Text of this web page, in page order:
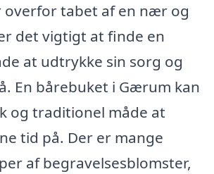
overfor tabet af en nær og
det vigtigt at finde en
at udtrykke sin sorg og
En bårebuket i Gærum kan
og traditionel måde at
tid på. Der er mange
af begravelsesblomster,